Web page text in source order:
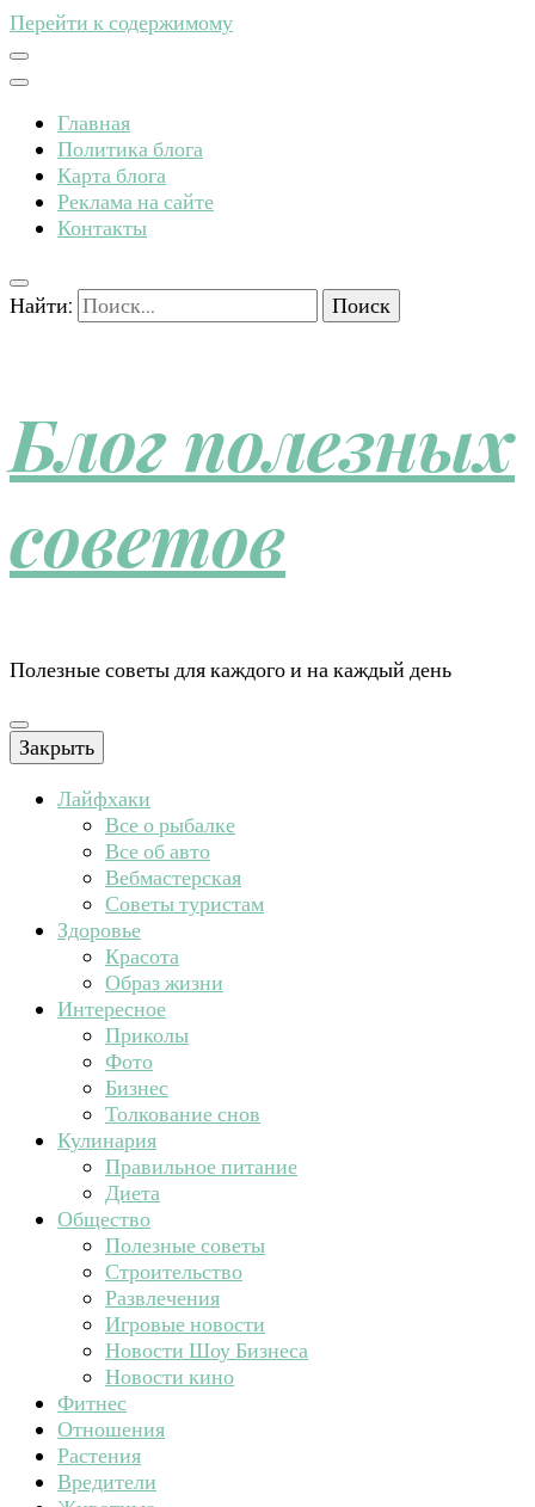
Перейти к содержимому
Главная
Политика блога
Карта блога
Реклама на сайте
Контакты
Найти:
Блог полезных
советов
Полезные советы для каждого и на каждый день
Закрыть
Лайфхаки
Все о рыбалке
Все об авто
Вебмастерская
Советы туристам
Здоровье
Красота
Образ жизни
Интересное
Приколы
Фото
Бизнес
Толкование снов
Кулинария
Правильное питание
Диета
Общество
Полезные советы
Строительство
Развлечения
Игровые новости
Новости Шоу Бизнеса
Новости кино
Фитнес
Отношения
Растения
Вредители